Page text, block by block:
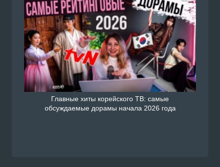
Главные хиты корейского ТВ: самые
обсуждаемые дорамы начала 2026 года